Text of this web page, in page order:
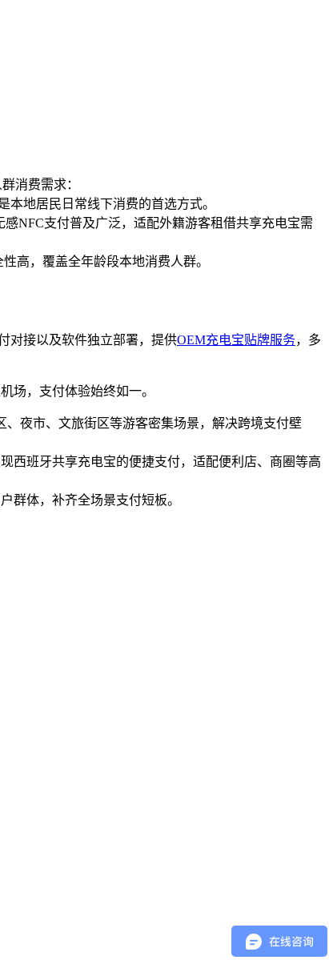
消费需求：
地居民日常线下消费的首选方式。
感NFC支付普及广泛，适配外籍游客租借共享充电宝需
高，覆盖全年龄段本地消费人群。
对接以及软件独立部署，提供OEM充电宝贴牌服务，多
场，支付体验始终如一。
、夜市、文旅街区等游客密集场景，解决跨境支付壁
西班牙共享充电宝的便捷支付，适配便利店、商圈等高
群体，补齐全场景支付短板。